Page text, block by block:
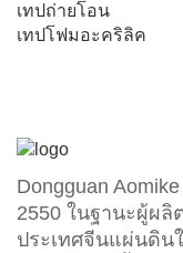
เทปถ่ายโอน
เทปโฟมอะคริลิค
Dongguan
2550 ในฐานะผู้ผลิ
ประเทศจีนแผ่นดิน